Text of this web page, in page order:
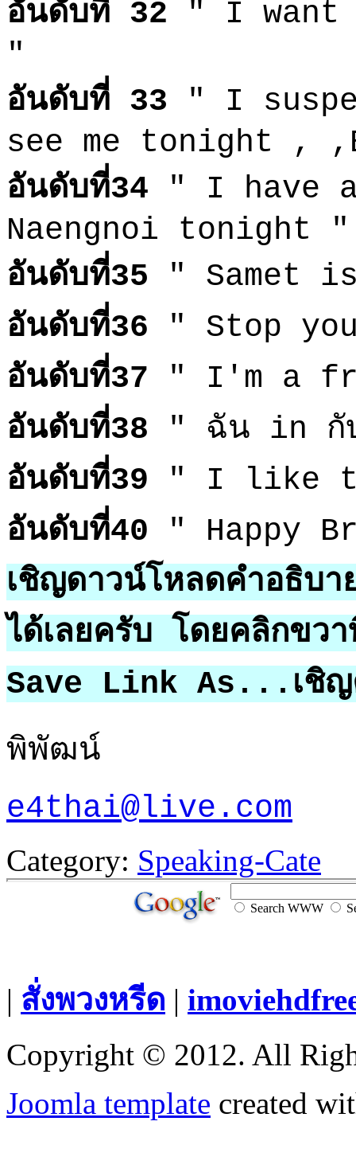
อันดับที่ 32 " I want
"
อันดับที่ 33 " I
see me tonight ,
อันดับที่34 " I have
Naengnoi tonight "
อันดับที่35 " Samet
อันดับที่36 " Stop
อันดับที่37 " I'm a
อันดับที่38 " ฉัน in กับ
อันดับที่39 " I like
อันดับที่40 " Happy
เชิญดาวน์โหลดคำอธิบ
ได้เลยครับ โดยคลิกขว
Save Link As...เชิญ
พิพัฒน์
e4thai@live.com
Category: Speaking-Cate
Search WWW
| สั่งพวงหรีด |
Copyright © 2012. All
Joomla template created